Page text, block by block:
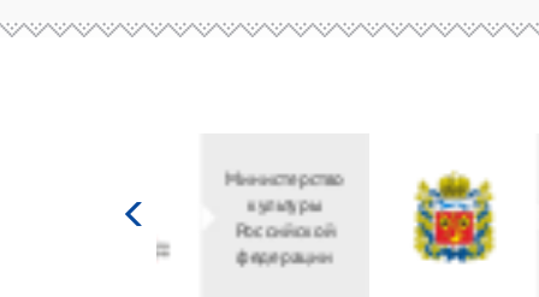
Министерство
культуры
Российской
федерации